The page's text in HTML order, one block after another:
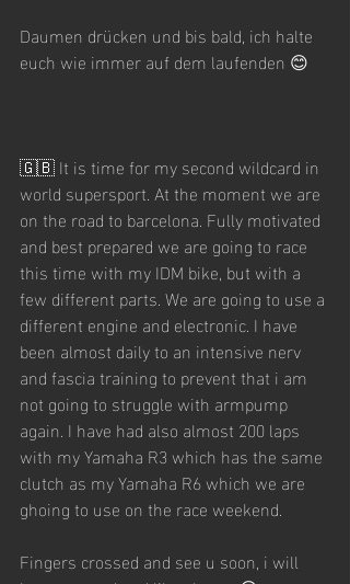
Daumen drücken und bis bald, ich halte
euch wie immer auf dem laufenden 😊
🇬🇧 It is time for my second wildcard in
world supersport. At the moment we are
on the road to barcelona. Fully motivated
and best prepared we are going to race
this time with my IDM bike, but with a
few different parts. We are going to use a
different engine and electronic. I have
been almost daily to an intensive nerv
and fascia training to prevent that i am
not going to struggle with armpump
again. I have had also almost 200 laps
with my Yamaha R3 which has the same
clutch as my Yamaha R6 which we are
ghoing to use on the race weekend.
Fingers crossed and see u soon, i will